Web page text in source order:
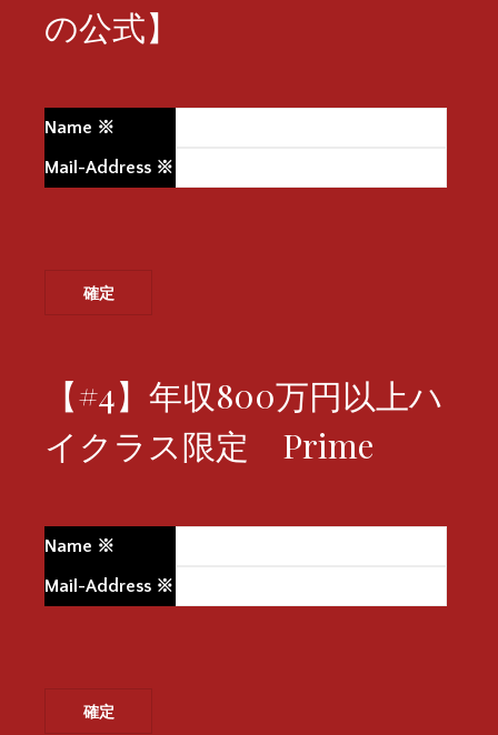
の公式】
Name ※
Mail-Address ※
【#4】年収800万円以上ハ
イクラス限定 Prime
Name ※
Mail-Address ※